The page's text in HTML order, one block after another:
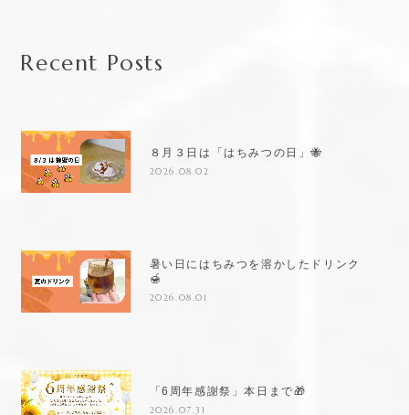
Recent Posts
８月３日は「はちみつの日」🐝
2026.08.02
暑い日にはちみつを溶かしたドリンク
🍯
2026.08.01
「6周年感謝祭」本日まで🎁
2026.07.31